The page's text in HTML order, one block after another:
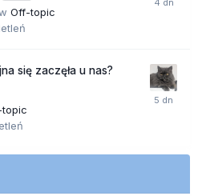
Off-topic
się zaczęła u nas?